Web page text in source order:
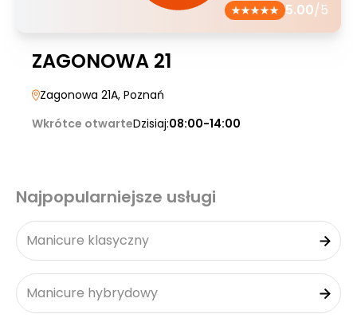
5.00/5
ZAGONOWA 21
Zagonowa 21A, Poznań
Wkrótce otwarteDzisiaj:08:00-14:00
Najpopularniejsze usługi
Manicure klasyczny
Manicure hybrydowy